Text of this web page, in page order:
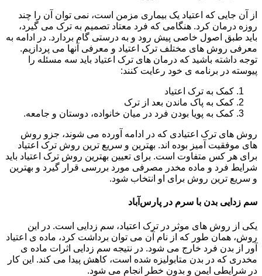
از آن جایی که اعتیاد یک بیماری مزمن است، نمی توان آن را چند
روزه درمان کرد. هنگامی که فرد معتاد تصمیم به ترک می گیرد،
باید طبق اصول خاصی پیش رود و به درستی گام بردارد. در ادامه به
معرفی روش های مختلف ترک اعتیاد و معرفی آنها می پردازیم.
توجه داشته باشید که درمان های ترک اعتیاد باید سه مسئله را
پیوسته در برنامه ی خود رعایت کنند:
کمک به ترک اعتیاد
کمک به پاک ماندن بعد از ترک
کمک به پویا بودن فرد در میان خانواده، دوستان و جامعه.
روش های ترک اعتیادی که در ادامه آورده می شوند، جزو روش
های موفقیت آمیز بوده اند. بهترین و سریع ترین روش ترک اعتیاد
برای هر کس متفاوت است. برای تعیین بهترین روش ترک اعتیاد باید
شرایط فرد و ماده مخدر مصرفی مورد بررسی قرار گیرد و بهترین
و سریع ترین روش برای او انتخاب شود.
سم زدایی بدن با سرم در پارس‌آباد
یکی از روش های موثر در ترک اعتیاد، سم زدایی است. در این
روش، همان طور که از نام آن می توان برداشت کرد، ماده ی اعتیاد
آور از بدن فرد خارج می شود. در نتیجه سم زدایی اثرات ماده ی
مخدری که در بدن متابولیزه شده است، کاهش پیدا می کند. این کار
در شرایطی ایمن و بدون خطر انجام می شود.